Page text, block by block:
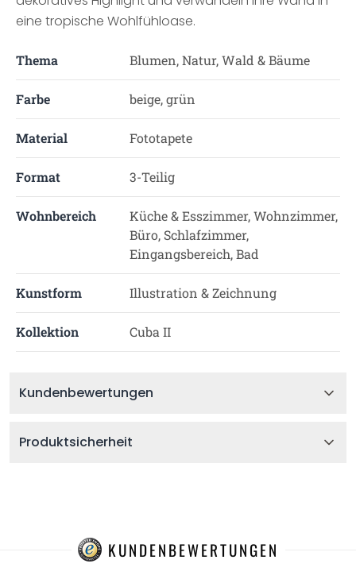
eine tropische Wohlfühloase.
Thema Blumen, Natur, Wald & Bäume
Farbe beige, grün
Material Fototapete
Format 3-Teilig
Wohnbereich
Küche & Esszimmer, Wohnzimmer,
Büro, Schlafzimmer,
Eingangsbereich, Bad
Kunstform Illustration & Zeichnung
Kollektion Cuba II
Kundenbewertungen
Produktsicherheit
KUNDENBEWERTUNGEN